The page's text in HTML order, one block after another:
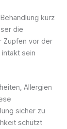
kurz
die
Zupfen vor der
sein
Allergien
sicher zu
schützt